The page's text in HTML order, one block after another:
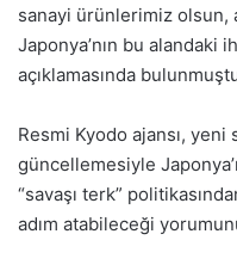
sanayi ürünlerimiz olsun,
Japonya’nın bu alandaki
açıklamasında
Resmi Kyodo ajansı,
güncellemesiyle
“savaşı terk”
adım atabileceği